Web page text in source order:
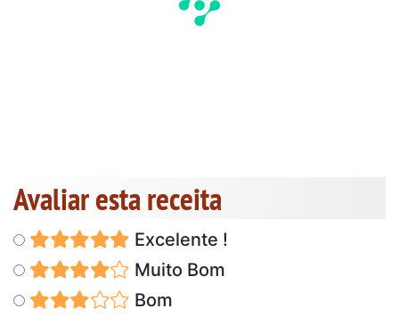
Avaliar esta receita
Excelente !
Muito Bom
Bom